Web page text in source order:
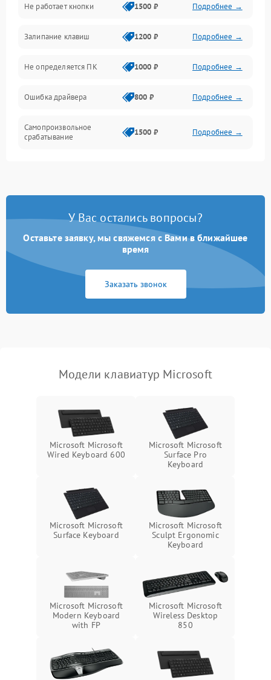
Не работает кнопки 1500 ₽ Подробнее →
Залипание клавиш 1200 ₽ Подробнее →
Не определяется ПК 1000 ₽ Подробнее →
Ошибка драйвера 800 ₽ Подробнее →
Самопроизвольное
срабатывание
1500 ₽ Подробнее →
У Вас остались вопросы?
Оставьте заявку, мы свяжемся с Вами в ближайшее
время
Заказать звонок
Модели клавиатур Microsoft
Microsoft Microsoft
Wired Keyboard 600
Microsoft Microsoft
Surface Pro
Keyboard
Microsoft Microsoft
Surface Keyboard
Microsoft Microsoft
Sculpt Ergonomic
Keyboard
Microsoft Microsoft
Modern Keyboard
with FP
Microsoft Microsoft
Wireless Desktop
850